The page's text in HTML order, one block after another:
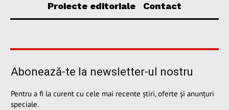
Proiecte editoriale
Contact
Abonează-te la newsletter-ul nostru
Pentru a fi la curent cu cele mai recente știri, oferte și anunțuri
speciale.